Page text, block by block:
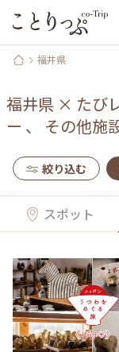
福井県
福井県 × たび
ー 、 その他施
絞り込む
スポット